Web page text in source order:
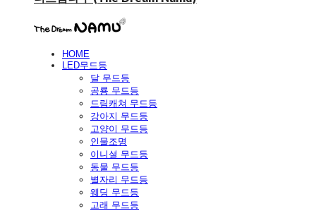
HOME
LED무드등
달 무드등
공룡 무드등
드림캐쳐 무드등
강아지 무드등
고양이 무드등
인물조명
이니셜 무드등
동물 무드등
별자리 무드등
웨딩 무드등
고래 무드등